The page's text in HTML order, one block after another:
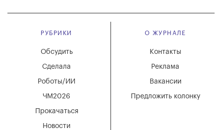
РУБРИКИ
Новости
Обсудить
Сделала
Роботы/ИИ
ЧМ2026
Прокачаться
О ЖУРНАЛЕ
Вакансии
Реклама
Контакты
Предложить колонку